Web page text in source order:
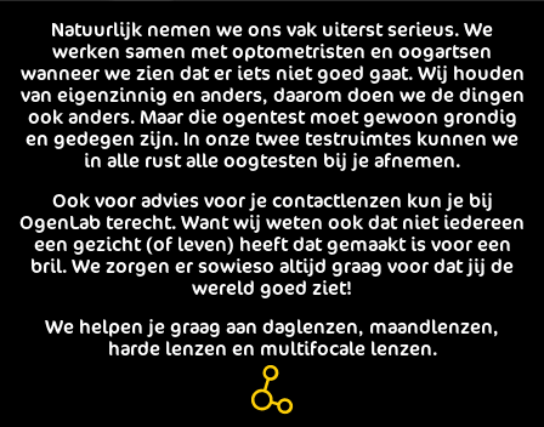
Natuurlijk nemen we ons vak uiterst serieus. We
werken samen met optometristen en oogartsen
wanneer we zien dat er iets niet goed gaat. Wij houden
van eigenzinnig en anders, daarom doen we de dingen
ook anders. Maar die ogentest moet gewoon grondig
en gedegen zijn. In onze twee testruimtes kunnen we
in alle rust alle oogtesten bij je afnemen.
Ook voor advies voor je contactlenzen kun je bij
OgenLab terecht. Want wij weten ook dat niet iedereen
een gezicht (of leven) heeft dat gemaakt is voor een
bril. We zorgen er sowieso altijd graag voor dat jij de
wereld goed ziet!
We helpen je graag aan daglenzen, maandlenzen,
harde lenzen en multifocale lenzen.